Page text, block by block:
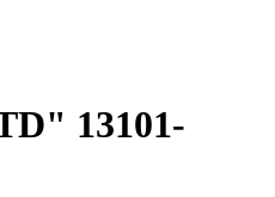
13101-